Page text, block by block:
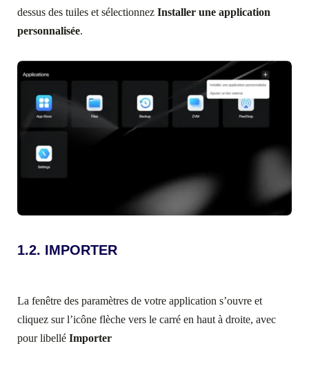
dessus des tuiles et sélectionnez Installer une application
personnalisée.
1.2. IMPORTER
La fenêtre des paramètres de votre application s’ouvre et
cliquez sur l’icône flèche vers le carré en haut à droite, avec
pour libellé Importer